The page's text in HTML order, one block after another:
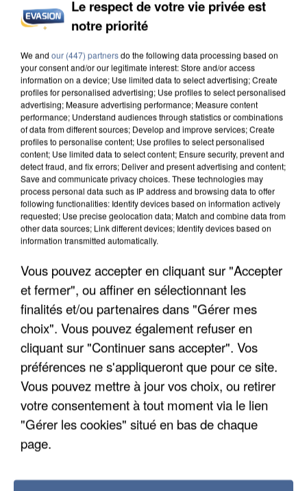
INTERPELLÉ EN ALGÉRIE
UNE TOURISTE DE L’OISE EMPORTÉE PAR UNE
COULÉE DE BOUE EN HAUTE-SAVOIE
Le respect de votre vie privée est
notre priorité
We and our (447) partnersdo the following data processing based on
your consent and/or our legitimate interest: Store and/or access
information on a device; Use limited data to select advertising; Create
profiles for personalised advertising; Use profiles to select personalised
advertising; Measure advertising performance; Measure content
performance; Understand audiences through statistics or combinations
of data from different sources; Develop and improve services; Create
profiles to personalise content; Use profiles to select personalised
content; Use limited data to select content; Ensure security, prevent and
detect fraud, and fix errors; Deliver and present advertising and content;
Save and communicate privacy choices. These technologies may
process personal data such as IP address and browsing data to offer
following functionalities: Identify devices based on information actively
requested; Use precise geolocation data; Match and combine data from
other data sources; Link different devices; Identify devices based on
information transmitted automatically.
Vous pouvez accepter en cliquant sur "Accepter
et fermer", ou affiner en sélectionnant les
finalités et/ou partenaires dans "Gérer mes
choix". Vous pouvez également refuser en
cliquant sur "Continuer sans accepter". Vos
préférences ne s'appliqueront que pour ce site.
Vous pouvez mettre à jour vos choix, ou retirer
votre consentement à tout moment via le lien
"Gérer les cookies" situé en bas de chaque
page.